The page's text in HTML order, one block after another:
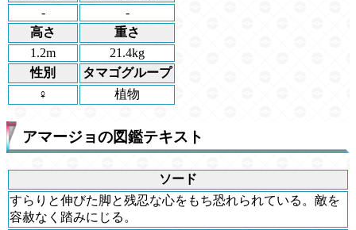
-
-
高さ
重さ
1.2m
21.4kg
性別
タマゴグループ
♀
植物
アマージョの図鑑テキスト
ソード
すらりと伸びた脚と残忍な心をもち恐れられている。敵を
容赦なく踏みにじる。